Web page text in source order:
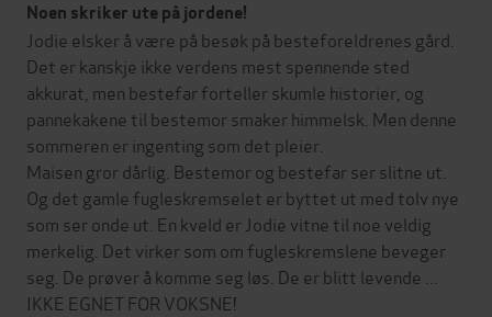
Noen skriker ute på jordene!
Jodie elsker å være på besøk på besteforeldrenes gård.
Det er kanskje ikke verdens mest spennende sted
akkurat, men bestefar forteller skumle historier, og
pannekakene til bestemor smaker himmelsk. Men denne
sommeren er ingenting som det pleier.
Maisen gror dårlig. Bestemor og bestefar ser slitne ut.
Og det gamle fugleskremselet er byttet ut med tolv nye
som ser onde ut. En kveld er Jodie vitne til noe veldig
merkelig. Det virker som om fugleskremslene beveger
seg. De prøver å komme seg løs. De er blitt levende ...
IKKE EGNET FOR VOKSNE!